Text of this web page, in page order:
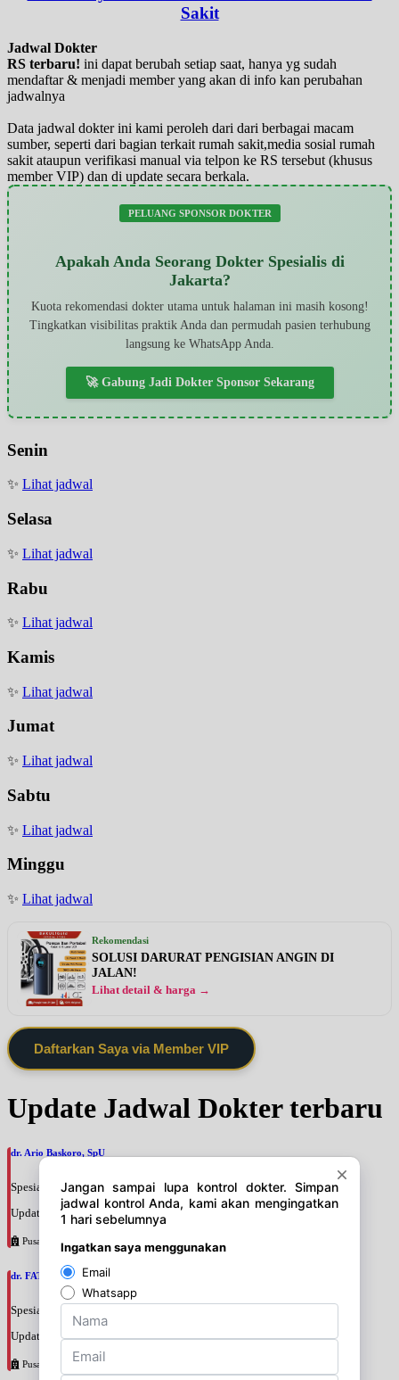
Sakit
Jadwal Dokter
RS terbaru! ini dapat berubah setiap saat, hanya yg sudah
mendaftar & menjadi member yang akan di info kan perubahan
jadwalnya
Data jadwal dokter ini kami peroleh dari dari berbagai macam
sumber, seperti dari bagian terkait rumah sakit,media sosial rumah
sakit ataupun verifikasi manual via telpon ke RS tersebut (khusus
member VIP) dan di update secara berkala.
PELUANG SPONSOR DOKTER
Apakah Anda Seorang Dokter Spesialis di
Jakarta?
Kuota rekomendasi dokter utama untuk halaman ini masih kosong!
Tingkatkan visibilitas praktik Anda dan permudah pasien terhubung
langsung ke WhatsApp Anda.
🚀 Gabung Jadi Dokter Sponsor Sekarang
Senin
✨ Lihat jadwal
Selasa
✨ Lihat jadwal
Rabu
✨ Lihat jadwal
Kamis
✨ Lihat jadwal
Jumat
✨ Lihat jadwal
Sabtu
✨ Lihat jadwal
Minggu
✨ Lihat jadwal
Rekomendasi
SOLUSI DARURAT PENGISIAN ANGIN DI
JALAN!
Lihat detail & harga →
Daftarkan Saya via Member VIP
Update Jadwal Dokter terbaru
dr. Ario Baskoro, SpU
Spesialis: Bedah Urologi
Update terakhir: 2026-08-06 18:46:06
Pusat Pertamina
dr. FATAN ABSHARI, SpU
Spesialis: Bedah Urologi
Update terakhir: 2026-08-06 18:42:13
Pusat Pertamina